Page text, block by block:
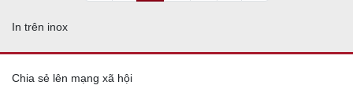
In trên inox
Chia sẻ lên mạng xã hội